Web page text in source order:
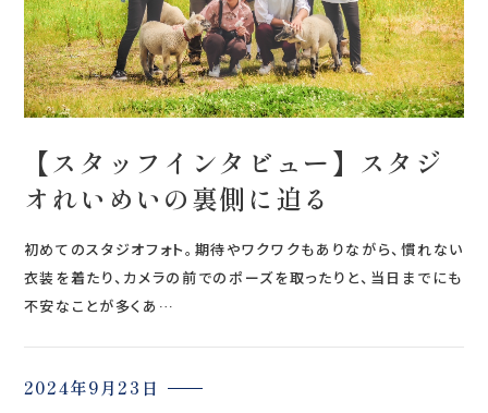
【スタッフインタビュー】スタジ
オれいめいの裏側に迫る
初めてのスタジオフォト。期待やワクワクもありながら、慣れない
衣装を着たり、カメラの前でのポーズを取ったりと、当日までにも
不安なことが多くあ…
2024年9月23日